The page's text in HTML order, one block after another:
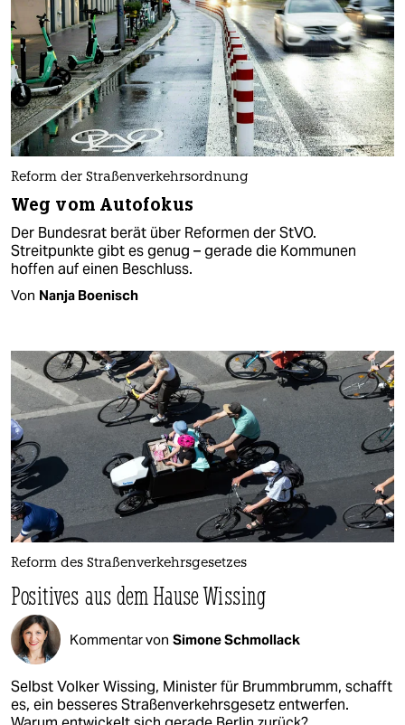
Reform der Straßenverkehrsordnung
Weg vom Autofokus
Der Bundesrat berät über Reformen der StVO.
Streitpunkte gibt es genug – gerade die Kommunen
hoffen auf einen Beschluss.
Von Nanja Boenisch
Reform des Straßenverkehrsgesetzes
Positives aus dem Hause Wissing
Kommentar von Simone Schmollack
Selbst Volker Wissing, Minister für Brummbrumm, schafft
es, ein besseres Straßenverkehrsgesetz entwerfen.